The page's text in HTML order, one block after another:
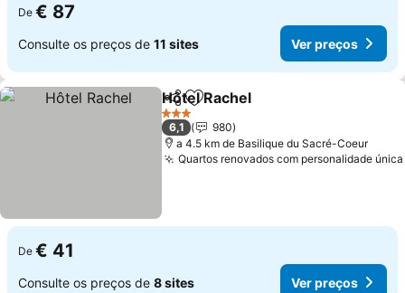
De € 87
Consulte os preços de 11 sites Ver preços
PartilharAdicionar aos favoritos
Hôtel Rachel
3 Estrelas
6,1
980
a 4.5 km de Basilique du Sacré-Coeur
Quartos renovados com personalidade única
De € 41
Consulte os preços de 8 sites Ver preços